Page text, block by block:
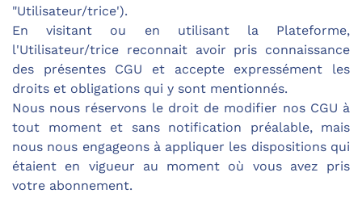
"Utilisateur/trice').
En visitant ou en utilisant la Plateforme,
l'Utilisateur/trice reconnait avoir pris connaissance
des présentes CGU et accepte expressément les
droits et obligations qui y sont mentionnés.
Nous nous réservons le droit de modifier nos CGU à
tout moment et sans notification préalable, mais
nous nous engageons à appliquer les dispositions qui
étaient en vigueur au moment où vous avez pris
votre abonnement.